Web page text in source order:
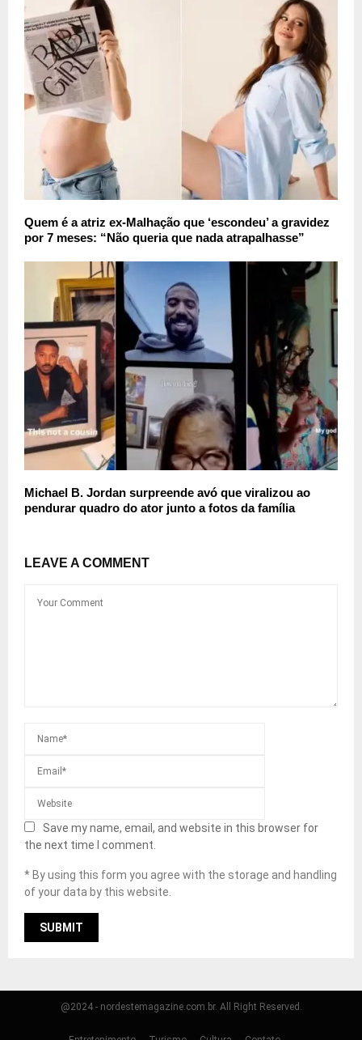
Quem é a atriz ex-Malhação que ‘escondeu’ a gravidez
por 7 meses: “Não queria que nada atrapalhasse”
Michael B. Jordan surpreende avó que viralizou ao
pendurar quadro do ator junto a fotos da família
LEAVE A COMMENT
Save my name, email, and website in this browser for
the next time I comment.
* By using this form you agree with the storage and handling
of your data by this website.
@2024 - nordestemagazine.com.br. All Right Reserved.